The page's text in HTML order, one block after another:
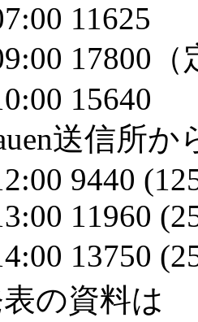
11625
17800（
15640
送信所か
9440
11960
13750
の資料は